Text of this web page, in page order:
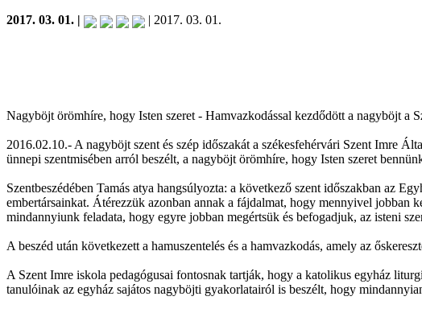
2017. 03. 01. | | 2017. 03. 01.
Nagyböjt örömhíre, hogy Isten szeret - Hamvazkodással kezdődött a nagyböjt a
2016.02.10.- A nagyböjt szent és szép időszakát a székesfehérvári Szent Imre
ünnepi szentmisében arról beszélt, a nagyböjt örömhíre, hogy Isten szeret
Szentbeszédében Tamás atya hangsúlyozta: a következő szent időszakban az
embertársainkat. Átérezzük azonban annak a fájdalmat, hogy mennyivel jobban
mindannyiunk feladata, hogy egyre jobban megértsük és befogadjuk, az isteni
A beszéd után következett a hamuszentelés és a hamvazkodás, amely az
A Szent Imre iskola pedagógusai fontosnak tartják, hogy a katolikus egyház
tanulóinak az egyház sajátos nagyböjti gyakorlatairól is beszélt, hogy